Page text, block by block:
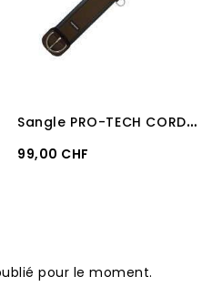
S
angle PRO-TECH CORDURA/NEOPRENE avec Snuggit
Prix
99,00 CHF
pour le moment.